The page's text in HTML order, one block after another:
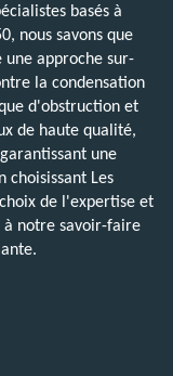
basés à
nous savons que
une approche sur-
la condensation
d'obstruction et
de haute qualité,
une
choisissant Les
de l'expertise et
notre savoir-faire